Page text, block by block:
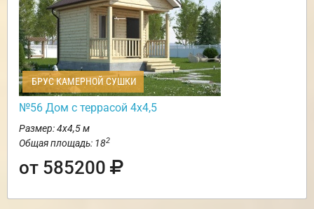
БРУС КАМЕРНОЙ СУШКИ
№56 Дом с террасой 4х4,5
Размер: 4х4,5 м
Общая площадь: 182
от 585200